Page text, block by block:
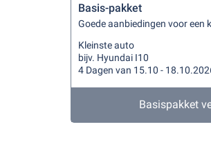
Basis-pakket
Goede aanbiedingen voor een
Kleinste auto
bijv. Hyundai I10
4 Dagen van 15.10 -
Basispakket